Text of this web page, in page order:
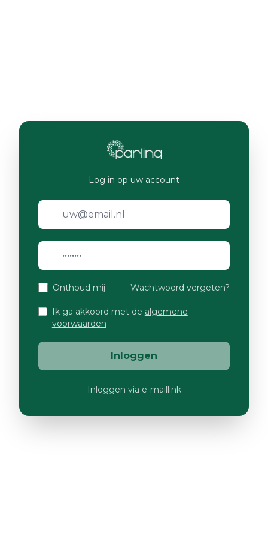
Log in op uw account
Onthoud mij Wachtwoord vergeten?
Ik ga akkoord met de algemene
voorwaarden
Inloggen
Inloggen via e-maillink